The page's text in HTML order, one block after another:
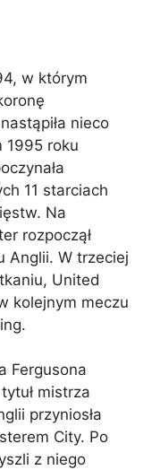
w którym
nieco
1995 roku
11 starciach
Na
rozpoczął
Anglii. W trzeciej
United
kolejnym meczu
Fergusona
mistrza
przyniosła
City. Po
z niego